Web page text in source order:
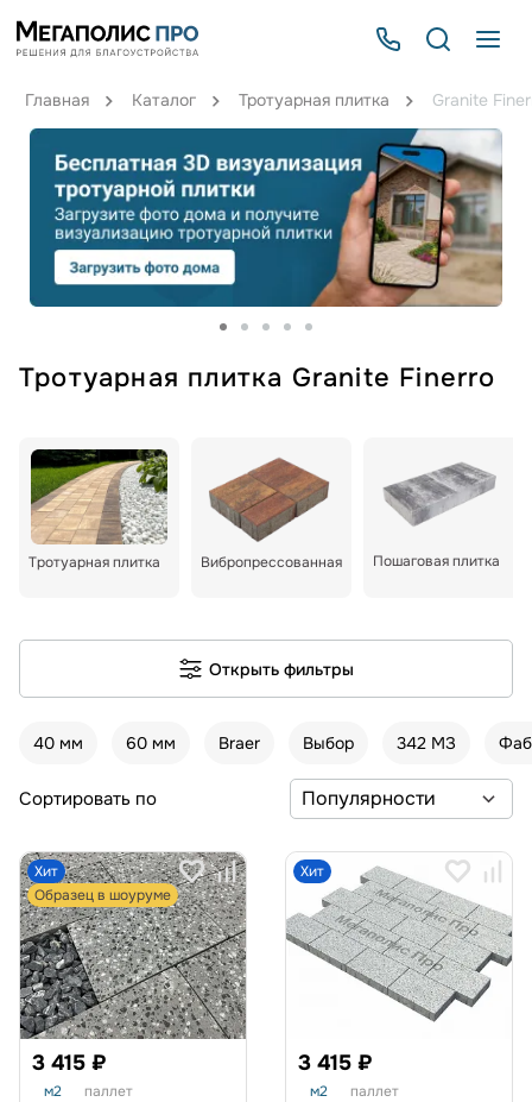
Главная Каталог Тротуарная плитка Granite
Тротуарная плитка Granite Finerro
Тротуарная плитка Вибропрессованная Пошаговая плитка
Открыть фильтры
40 мм 60 мм Braer Выбор 342 МЗ
Сортировать по
Хит
Образец в шоуруме
3 415 ₽
м2 паллет
Хит
3 415 ₽
м2 паллет